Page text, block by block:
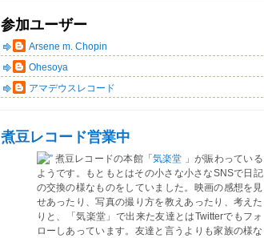
参加ユーザー
Arsene m. Chopin
Ohesoya
アマデウスレコード
煮豆レコード営業中
煮豆レコードの本館「 気楽堂 」が賑わっている
ようです。もともとはその小さな小さなSNSで日記
の交換の様なものをしていました。映画の感想を見
せあったり、写真の撮り方を教えあったり、考えた
りと、「気楽堂」で出来た友達とはTwitterでもフォ
ローしあっています。友達と言うよりも家族の様な